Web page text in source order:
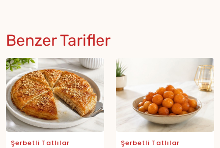
Benzer Tarifler
Şerbetli Tatlılar
Şerbetli Tatlılar